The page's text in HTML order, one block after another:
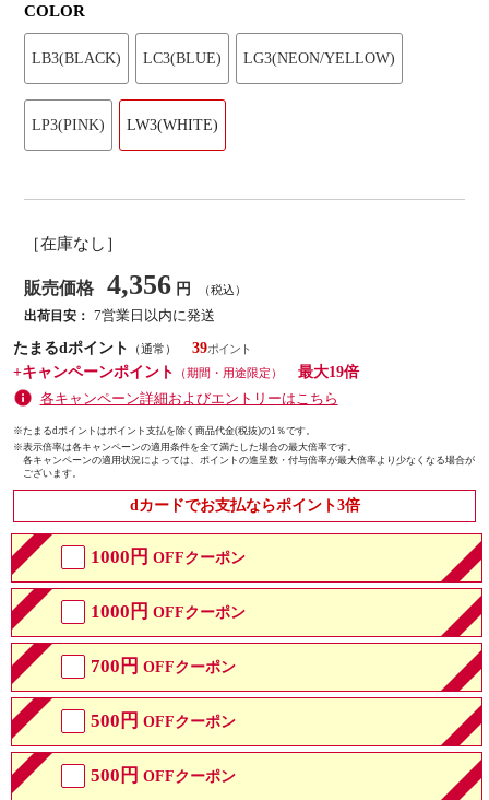
COLOR
LB3(BLACK) LC3(BLUE) LG3(NEON/YELLOW)
LP3(PINK) LW3(WHITE)
［在庫なし］
販売価格 4,356 円 （税込）
出荷目安： 7営業日以内に発送
たまるdポイント
（通常）
39
+キャンペーンポイント
（期間・用途限定）
最大19倍
各キャンペーン詳細およびエントリーはこちら
※たまるdポイントはポイント支払を除く商品代金(税抜)の1％です。
※表示倍率は各キャンペーンの適用条件を全て満たした場合の最大倍率です。
各キャンペーンの適用状況によっては、ポイントの進呈数・付与倍率が最大倍率より少なくなる場合が
ございます。
dカードでお支払ならポイント3倍
1000円 OFFクーポン
1000円 OFFクーポン
700円 OFFクーポン
500円 OFFクーポン
500円 OFFクーポン